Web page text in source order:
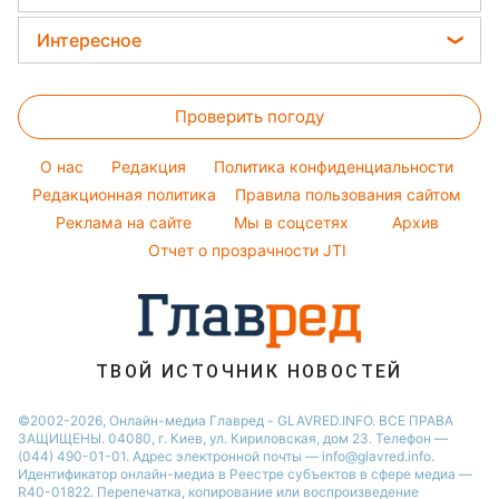
Алла Пугачева
Максим Галкин
Виталий Козловский
София Ротару
Уборка
Легкие десерты
Праздничное меню
Новости Полтавы
Новости Львова
Новости Сум
Новости Днепра
Новости Черкассы
Новости Тернополя
Новости Ровно
Новости Запорожья
Новости Одессы
Прогноз погоды
Магнитные бури
Погода на сегодня
Погода на завтра
Пылевая буря
Интересное
Тесты по картинке
Оптические иллюзии
Народные приметы
Все о шоу-бизнесе
Проверить погоду
O нас Редакция
Политика конфиденциальности
Редакционная политика
Правила пользования сайтом
Реклама на сайте
Мы в соцсетях
Архив
Отчет о прозрачности JTI
ТВОЙ ИСТОЧНИК НОВОСТЕЙ
©2002-2026, Онлайн-медиа Главред - GLAVRED.INFO. ВСЕ ПРАВА
ЗАЩИЩЕНЫ. 04080, г. Киев, ул. Кириловская, дом 23. Телефон —
(044) 490-01-01. Адрес электронной почты — info@glavred.info.
Идентификатор онлайн-медиа в Реестре cубъектов в сфере медиа —
R40-01822. Перепечатка, копирование или воспроизведение